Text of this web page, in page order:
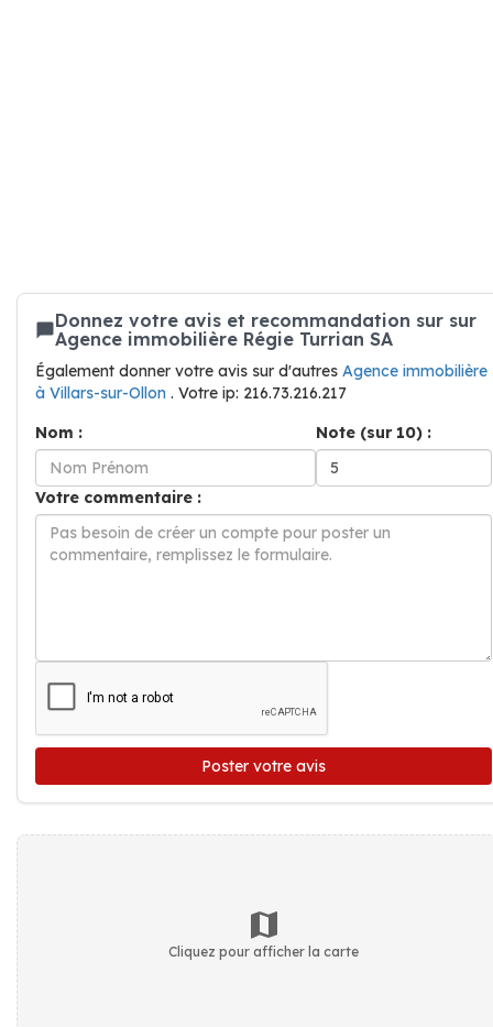
Donnez votre avis et recommandation sur sur
Agence immobilière Régie Turrian SA
Également donner votre avis sur d'autres Agence immobilière
à Villars-sur-Ollon . Votre ip: 216.73.216.217
Nom :
Note (sur 10) :
Votre commentaire :
Poster votre avis
Cliquez pour afficher la carte